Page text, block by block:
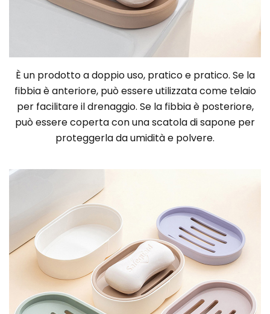
È un prodotto a doppio uso, pratico e pratico. Se la
fibbia è anteriore, può essere utilizzata come telaio
per facilitare il drenaggio. Se la fibbia è posteriore,
può essere coperta con una scatola di sapone per
proteggerla da umidità e polvere.